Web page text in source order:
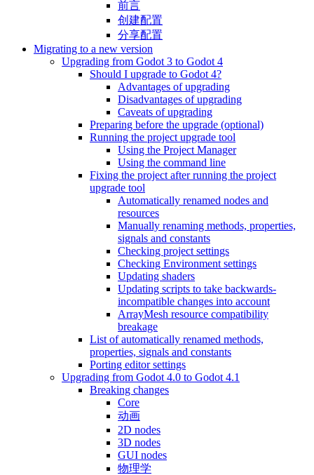
前言
创建配置
分享配置
Migrating to a new version
Upgrading from Godot 3 to Godot 4
Should I upgrade to Godot 4?
Advantages of upgrading
Disadvantages of upgrading
Caveats of upgrading
Preparing before the upgrade (optional)
Running the project upgrade tool
Using the Project Manager
Using the command line
Fixing the project after running the project
upgrade tool
Automatically renamed nodes and
resources
Manually renaming methods, properties,
signals and constants
Checking project settings
Checking Environment settings
Updating shaders
Updating scripts to take backwards-
incompatible changes into account
ArrayMesh resource compatibility
breakage
List of automatically renamed methods,
properties, signals and constants
Porting editor settings
Upgrading from Godot 4.0 to Godot 4.1
Breaking changes
Core
动画
2D nodes
3D nodes
GUI nodes
物理学